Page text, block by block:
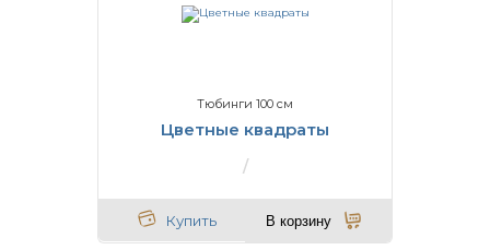
Тюбинги 100 см
Цветные квадраты
Купить В корзину